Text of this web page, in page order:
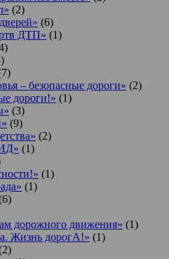
(2)
(6)
ДТП» (1)
– безопасные дороги» (2)
дороги!» (1)
(3)
(9)
(2)
(1)
(1)
(1)
дорожного движения» (1)
Жизнь дорогА!» (1)